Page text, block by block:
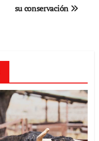
su conservación